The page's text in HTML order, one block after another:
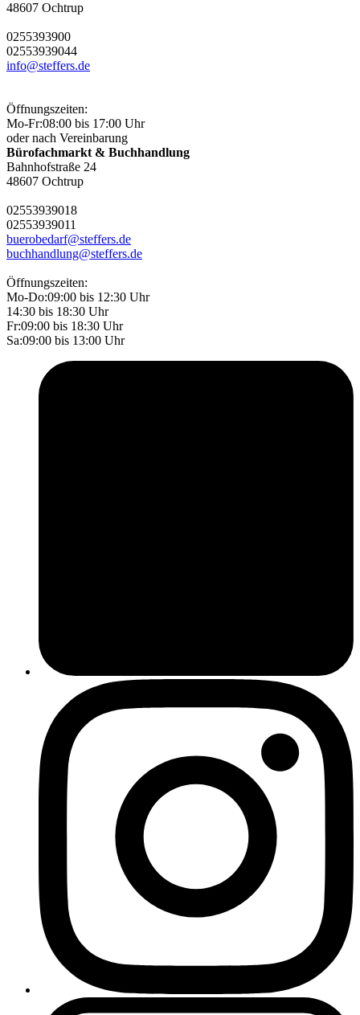
48607 Ochtrup
0255393900
02553939044
info@steffers.de
Öffnungszeiten:
Mo-Fr:08:00 bis 17:00 Uhr
oder nach Vereinbarung
Bürofachmarkt & Buchhandlung
Bahnhofstraße 24
48607 Ochtrup
02553939018
02553939011
buerobedarf@steffers.de
buchhandlung@steffers.de
Öffnungszeiten:
Mo-Do:09:00 bis 12:30 Uhr
14:30 bis 18:30 Uhr
Fr:09:00 bis 18:30 Uhr
Sa:09:00 bis 13:00 Uhr